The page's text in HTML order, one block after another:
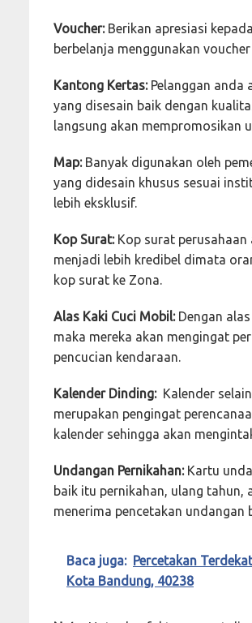
Voucher:Berikan apresiasi
berbelanja menggunakan
Kantong Kertas:Pelanggan anda
yang disesain baik dengan
langsung akan mempromosikan
Map:Banyak digunakan oleh
yang didesain khusus sesuai
lebih eksklusif.
Kop Surat:Kop surat perusahaan
menjadi lebih kredibel dimata
kop surat ke Zona.
Alas Kaki Cuci Mobil:Dengan
maka mereka akan mengingat
pencucian kendaraan.
Kalender Dinding:Kalender
merupakan pengingat
kalender sehingga akan
Undangan Pernikahan:Kartu
baik itu pernikahan, ulang tahun,
menerima pencetakan undangan
Baca juga: Percetakan
Kota Bandung, 40238